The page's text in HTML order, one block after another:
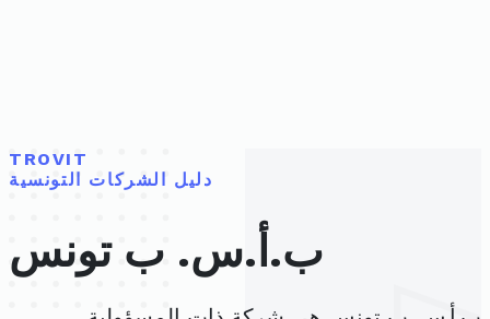
TROVIT
دليل الشركات التونسية
ب.أ.س. ب تونس